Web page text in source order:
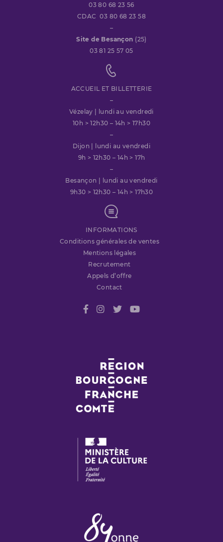
03 80 68 23 56
CDAC 03 80 68 23 58
–
Site de Besançon (25)
03 81 25 57 05
ACCUEIL ET BILLETTERIE
–
Vézelay | lundi au vendredi
10h > 12h30 – 14h > 17h30
–
Dijon | lundi au vendredi
9h > 12h30 – 14h > 17h
–
Besançon | lundi au vendredi
9h30 > 12h30 – 14h > 17h30
INFORMATIONS
Conditions générales de ventes
Mentions légales
Recrutement
Appels d’offre
Contact